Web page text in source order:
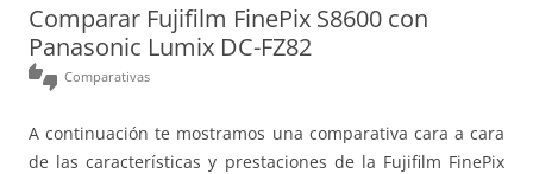
Comparar Fujifilm FinePix S8600 con
Panasonic Lumix DC-FZ82
thumbs_up_down Comparativas
A continuación te mostramos una comparativa cara a cara
de las características y prestaciones de la Fujifilm FinePix